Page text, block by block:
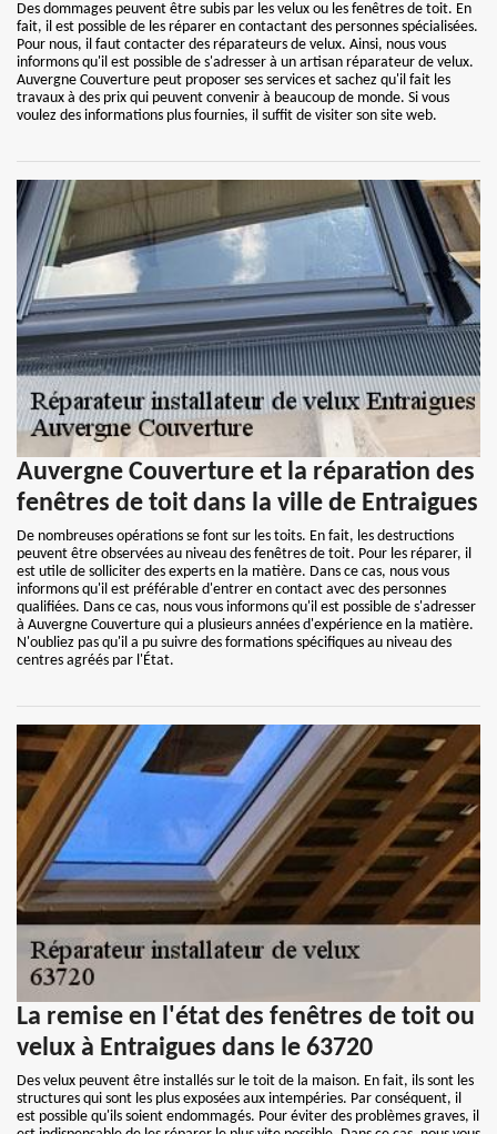
Des dommages peuvent être subis par les velux ou les fenêtres de toit. En
fait, il est possible de les réparer en contactant des personnes spécialisées.
Pour nous, il faut contacter des réparateurs de velux. Ainsi, nous vous
informons qu'il est possible de s'adresser à un artisan réparateur de velux.
Auvergne Couverture peut proposer ses services et sachez qu'il fait les
travaux à des prix qui peuvent convenir à beaucoup de monde. Si vous
voulez des informations plus fournies, il suffit de visiter son site web.
Auvergne Couverture et la réparation des
fenêtres de toit dans la ville de Entraigues
De nombreuses opérations se font sur les toits. En fait, les destructions
peuvent être observées au niveau des fenêtres de toit. Pour les réparer, il
est utile de solliciter des experts en la matière. Dans ce cas, nous vous
informons qu'il est préférable d'entrer en contact avec des personnes
qualifiées. Dans ce cas, nous vous informons qu'il est possible de s'adresser
à Auvergne Couverture qui a plusieurs années d'expérience en la matière.
N'oubliez pas qu'il a pu suivre des formations spécifiques au niveau des
centres agréés par l'État.
La remise en l'état des fenêtres de toit ou
velux à Entraigues dans le 63720
Des velux peuvent être installés sur le toit de la maison. En fait, ils sont les
structures qui sont les plus exposées aux intempéries. Par conséquent, il
est possible qu'ils soient endommagés. Pour éviter des problèmes graves, il